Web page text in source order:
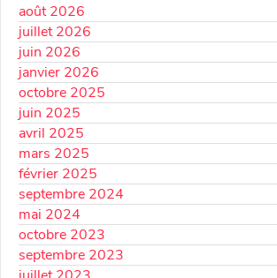
août 2026
juillet 2026
juin 2026
janvier 2026
octobre 2025
juin 2025
avril 2025
mars 2025
février 2025
septembre 2024
mai 2024
octobre 2023
septembre 2023